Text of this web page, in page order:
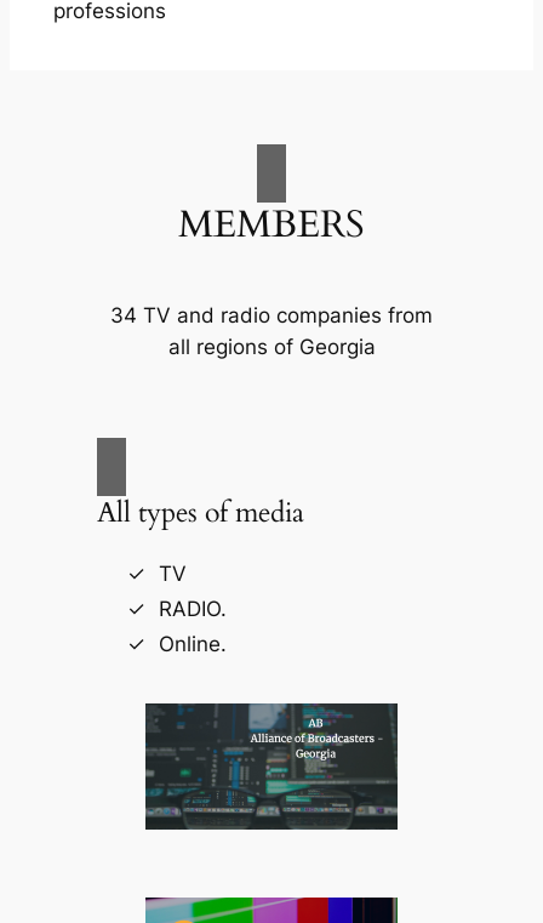
professions
MEMBERS
34 TV and radio companies from
all regions of Georgia
All types of media
TV
RADIO.
Online.